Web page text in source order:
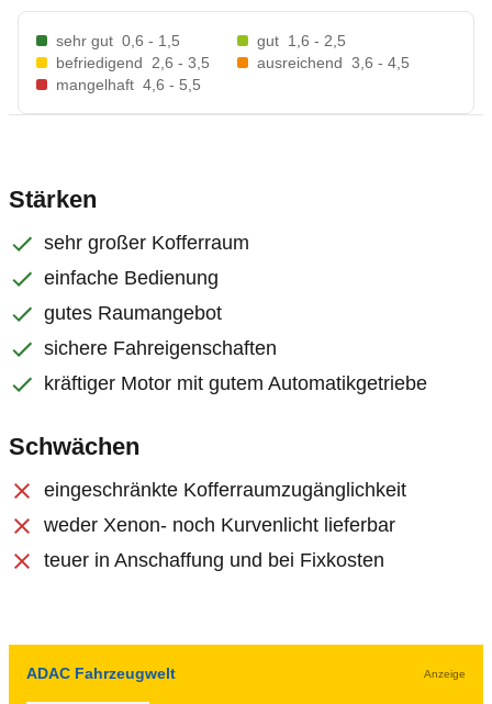
sehr gut 0,6 - 1,5 gut 1,6 - 2,5
befriedigend
2,6 - 3,5 ausreichend 3,6 - 4,5
mangelhaft 4,6 - 5,5
Stärken
sehr großer Kofferraum
einfache Bedienung
gutes Raumangebot
sichere Fahreigenschaften
kräftiger Motor mit gutem Automatikgetriebe
Schwächen
eingeschränkte Kofferraumzugänglichkeit
weder Xenon- noch Kurvenlicht lieferbar
teuer in Anschaffung und bei Fixkosten
ADAC Fahrzeugwelt Anzeige